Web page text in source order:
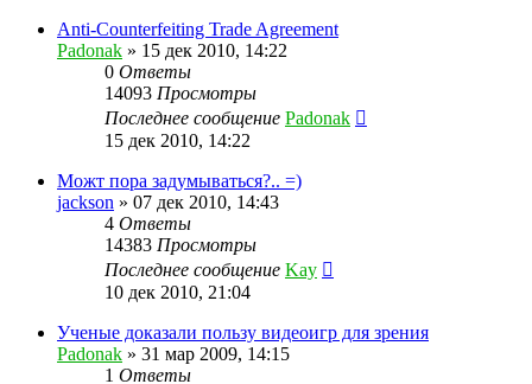
Anti-Counterfeiting Trade Agreement
Padonak » 15 дек 2010, 14:22
0 Ответы
14093 Просмотры
Последнее сообщение Padonak
15 дек 2010, 14:22
Можт пора задумываться?.. =)
jackson » 07 дек 2010, 14:43
4 Ответы
14383 Просмотры
Последнее сообщение Kay
10 дек 2010, 21:04
Ученые доказали пользу видеоигр для зрения
Padonak » 31 мар 2009, 14:15
1 Ответы